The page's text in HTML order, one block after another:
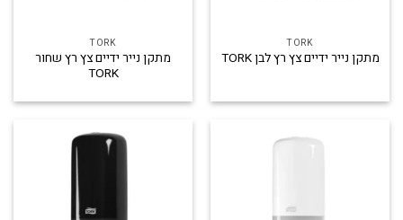
TORK
מתקן נייר ידיים צץ רץ לבן TORK
TORK
מתקן נייר ידיים צץ רץ שחור
TORK